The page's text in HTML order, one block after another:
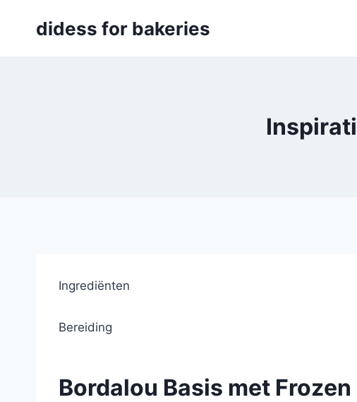
didess for bakeries
Ingrediënten
Bereiding
Bordalou Basis met